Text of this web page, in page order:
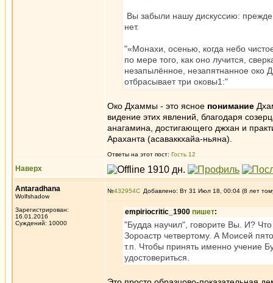
Вы забыли нашу дискуссию:
нет.
"«Монахи, осенью, когда небо
по мере того, как оно лучится,
незапылённое, незапятнанное око
отбрасывает три оковы1:"
Око Дхаммы - это ясное понимание
видение этих явлений, благодаря
анагамина, достигающего джхан и
Араханта (асаваккхайа-ньяна).
Ответы на этот пост: Гость 12
Наверх
Antaradhana
Wolfshadow
Зарегистрирован:
16.01.2016
Суждений: 10000
№432954 Добавлено: Вт 31 Июл 18, 00:04 (8 лет
empiriocritic_1900 пишет:
"Будда научил", говорите Вы. И?
Зороастр четвертому. А Моисей
т.п. Чтобы принять именно учение
удостовериться.